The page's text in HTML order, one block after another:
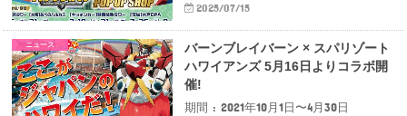
2025/07/15
ニュース
バーンブレイバーン × スパリゾート
ハワイアンズ 5月16日よりコラボ開
催!
期間 : 2021年10月1日〜4月30日